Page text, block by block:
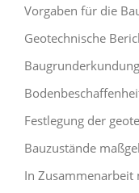
Vorgaben für die
Geotechnische
Festlegung der
Bauzustände
In